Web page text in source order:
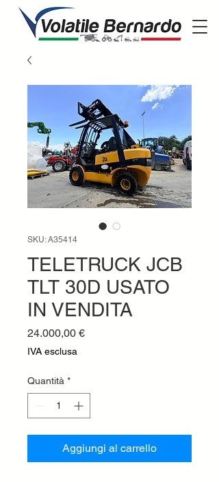
SKU: A35414
TELETRUCK JCB
TLT 30D USATO
IN VENDITA
24.000,00 €Prezzo
IVA esclusa
Quantità *
Aggiungi al carrello